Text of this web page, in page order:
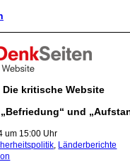
Die kritische Website
und
um 15:00 Uhr
, Länderberichte